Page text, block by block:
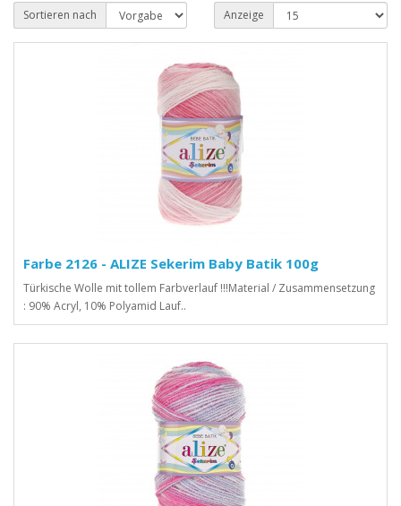
Sortieren nach Anzeige
Farbe 2126 - ALIZE Sekerim Baby Batik 100g
Türkische Wolle mit tollem Farbverlauf !!!Material / Zusammensetzung
: 90% Acryl, 10% Polyamid Lauf..